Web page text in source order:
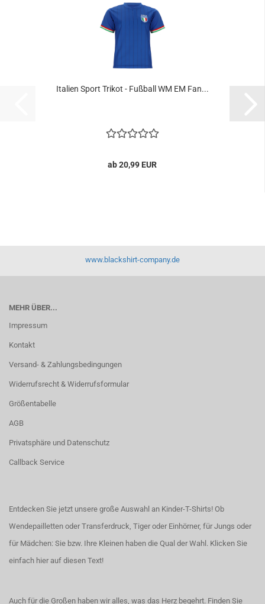
Italien Sport Trikot - Fußball WM EM Fan...
ab 20,99 EUR
www.blackshirt-company.de
MEHR ÜBER...
Impressum
Kontakt
Versand- & Zahlungsbedingungen
Widerrufsrecht & Widerrufsformular
Größentabelle
AGB
Privatsphäre und Datenschutz
Callback Service
Entdecken Sie jetzt unsere große Auswahl an Kinder-T-Shirts! Ob
Wendepailletten oder Transferdruck, Tiger oder Einhörner, für Jungs oder
für Mädchen: Sie bzw. Ihre Kleinen haben die Qual der Wahl. Klicken Sie
einfach hier auf diesen Text!
Auch für die Großen haben wir alles, was das Herz begehrt. Finden Sie